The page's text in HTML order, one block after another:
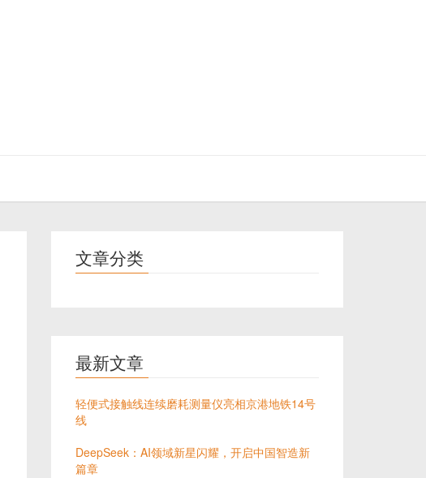
文章分类
最新文章
轻便式接触线连续磨耗测量仪亮相京港地铁14号
线
DeepSeek：AI领域新星闪耀，开启中国智造新
篇章